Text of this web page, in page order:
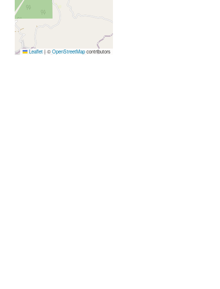
Leaflet | © OpenStreetMap contributors